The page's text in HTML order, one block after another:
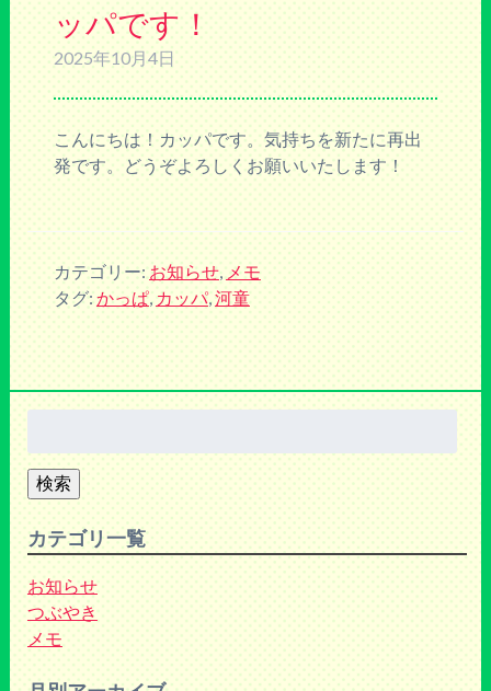
ッパです！
2025年10月4日
こんにちは！カッパです。気持ちを新たに再出
発です。どうぞよろしくお願いいたします！
カテゴリー:お知らせ,メモ
タグ:かっぱ,カッパ,河童
検索
カテゴリ一覧
お知らせ
つぶやき
メモ